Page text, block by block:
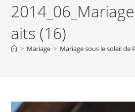
aits (16)
> Mariage > Mariage sous le soleil de